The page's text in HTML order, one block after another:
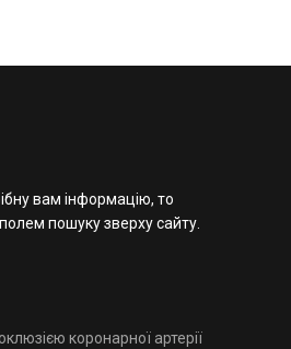
вам інформацію, то
пошуку зверху сайту.
коронарної артерії